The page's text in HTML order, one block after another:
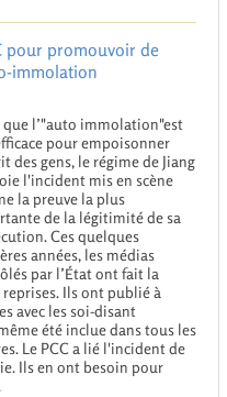
pour promouvoir de
immolation
que l’"auto immolation"est
pour empoisonner
des gens, le régime de Jiang
l'incident mis en scène
la preuve la plus
de la légitimité de sa
Ces quelques
années, les médias
par l’État ont fait la
Ils ont publié à
avec les soi-disant
été inclue dans tous les
Le PCC a lié l'incident de
Ils en ont besoin pour